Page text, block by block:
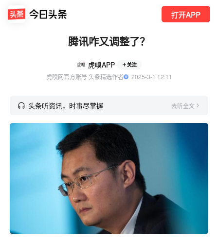
打开APP
腾讯咋又调整了？
虎嗅APP 关注
虎嗅网官方账号 头条精选作者
  2025-3-1 12:11
头条听资讯，时事尽掌握 去听全文